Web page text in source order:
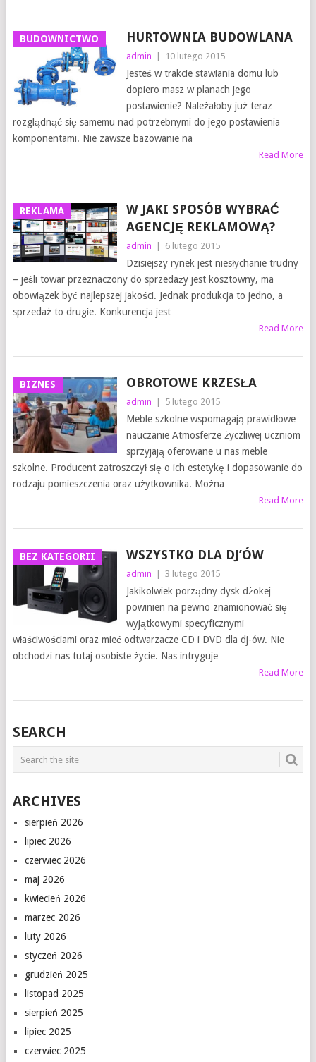
BUDOWNICTWO HURTOWNIA BUDOWLANA
admin 10 lutego 2015
Jesteś w trakcie stawiania domu lub
dopiero masz w planach jego
postawienie? Należałoby już teraz
rozglądnąć się samemu nad potrzebnymi do jego postawienia
komponentami. Nie zawsze bazowanie na
Read More
REKLAMA
W JAKI SPOSÓB WYBRAĆ
AGENCJĘ REKLAMOWĄ?
admin 6 lutego 2015
Dzisiejszy rynek jest niesłychanie trudny
– jeśli towar przeznaczony do sprzedaży jest kosztowny, ma
obowiązek być najlepszej jakości. Jednak produkcja to jedno, a
sprzedaż to drugie. Konkurencja jest
Read More
BIZNES OBROTOWE KRZESŁA
admin 5 lutego 2015
Meble szkolne wspomagają prawidłowe
nauczanie Atmosferze życzliwej uczniom
sprzyjają oferowane u nas meble
szkolne. Producent zatroszczył się o ich estetykę i dopasowanie do
rodzaju pomieszczenia oraz użytkownika. Można
Read More
BEZ KATEGORII WSZYSTKO DLA DJ’ÓW
admin 3 lutego 2015
Jakikolwiek porządny dysk dżokej
powinien na pewno znamionować się
wyjątkowymi specyficznymi
właściwościami oraz mieć odtwarzacze CD i DVD dla dj-ów. Nie
obchodzi nas tutaj osobiste życie. Nas intryguje
Read More
SEARCH
ARCHIVES
sierpień 2026
lipiec 2026
czerwiec 2026
maj 2026
kwiecień 2026
marzec 2026
luty 2026
styczeń 2026
grudzień 2025
listopad 2025
sierpień 2025
lipiec 2025
czerwiec 2025